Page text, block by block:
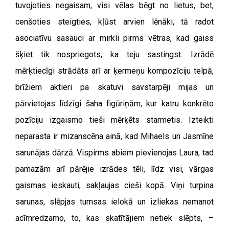
tuvojoties negaisam, visi vēlas bēgt no lietus, bet,
cenšoties steigties, kļūst arvien lēnāki, tā radot
asociatīvu sasauci ar mirkli pirms vētras, kad gaiss
šķiet tik nospriegots, ka teju sastingst. Izrādē
mērķtiecīgi strādāts arī ar ķermeņu kompozīciju telpā,
brīžiem aktieri pa skatuvi savstarpēji mijas un
pārvietojas līdzīgi šaha figūriņām, kur katru konkrēto
pozīciju izgaismo tieši mērķēts starmetis. Izteikti
neparasta ir mizanscēna ainā, kad Mihaels un Jasmīne
sarunājas dārzā. Vispirms abiem pievienojas Laura, tad
pamazām arī pārējie izrādes tēli, līdz visi, vārgas
gaismas ieskauti, sakļaujas cieši kopā. Viņi turpina
sarunas, slēpjas tumsas ielokā un izliekas nemanot
acīmredzamo, to, kas skatītājiem netiek slēpts, –